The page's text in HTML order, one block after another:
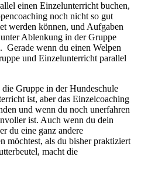
einen Einzelunterricht buchen,
noch nicht so gut
werden können, und Aufgaben
Ablenkung in der Gruppe
Gerade wenn du einen Welpen
und Einzelunterricht parallel
Gruppe in der Hundeschule
ist, aber das Einzelcoaching
und wenn du noch unerfahren
ist. Auch wenn du dein
du eine ganz andere
möchtest, als du bisher praktiziert
macht die